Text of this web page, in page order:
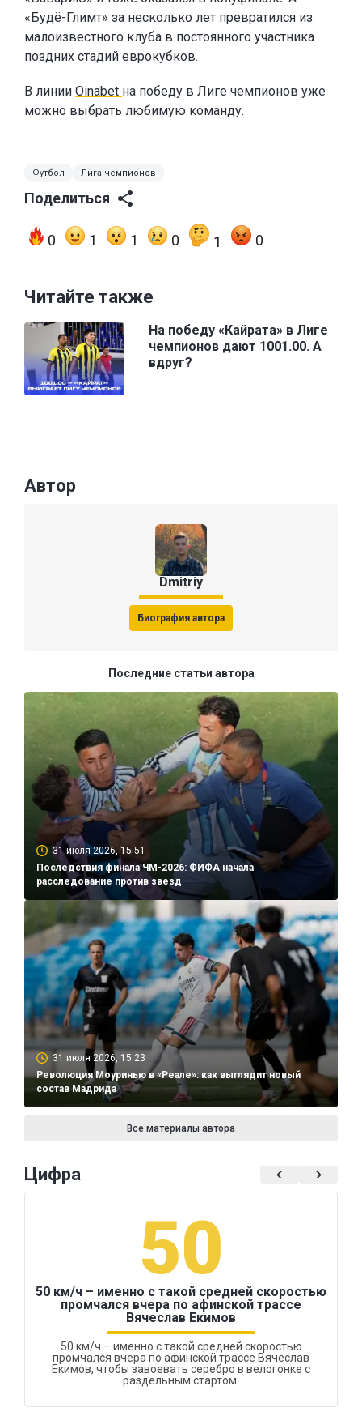
«Будё-Глимт» за несколько лет превратился из
малоизвестного клуба в постоянного участника
поздних стадий еврокубков.
В линии Oinabet на победу в Лиге чемпионов уже
можно выбрать любимую команду.
Футбол Лига чемпионов
Поделиться
0 1 1 0 1 0
Читайте также
На победу «Кайрата» в Лиге
чемпионов дают 1001.00. А
вдруг?
Автор
Dmitriy
Биография автора
Последние статьи автора
31 июля 2026, 15:51
Последствия финала ЧМ-2026: ФИФА начала
расследование против звезд
31 июля 2026, 15:23
Революция Моуринью в «Реале»: как выглядит новый
состав Мадрида
Все материалы автора
Цифра
50
50 км/ч – именно с такой средней скоростью
промчался вчера по афинской трассе
Вячеслав Екимов
50 км/ч – именно с такой средней скоростью
промчался вчера по афинской трассе Вячеслав
Екимов, чтобы завоевать серебро в велогонке с
раздельным стартом.